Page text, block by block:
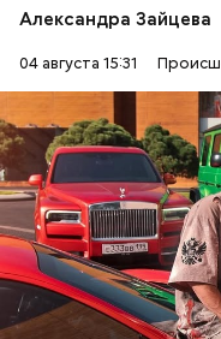
Александра Зайцева
04 августа 15:31
В мае 2025 года
международный
В его отношении
неуплате налогов и
доходов в особо
Фото: База розыска МВД РФ
НАЛОГИ ПОИСК